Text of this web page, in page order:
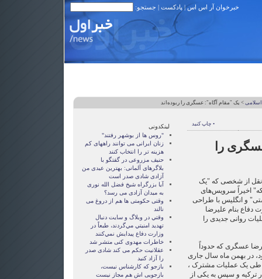
خبرخوان آر اس اس| پادکست | جستجو:
> یک "مقام آگاه": عسگری را ربوده‌اند
• چاپ کنید
را
نقل از شخصی که "یک
که" اخیراً سرویس‌های
و انگلیس با طراحی
دفاع بنام علیرضا
روانی جدیدی را
عسگری که حدوداً
در بهمن ماه سال جاری
طی یک عملیات مشترک ،
ترکیه و سپس به یکی از
لینکدونی
"روس ها از بوشهر رفتند"
زنان ايرانی می توانند راههای کم
هزينه تر را انتخاب کنند
حنیف مزروعی در گفتگو با
بلاگرهای آلمانی: بهترین عیدی من
آزادی شادی صدر است
آيا بزرگراه شيخ فضل الله نوری
به ميدان آزادی می رسد؟
وقتی حکومتی ها هم از دروغ می
نالند
وقتي در وبلاگ و سايت دنبال
تهديد امنيتي مي‌گردند، طبعاً در
وزارت دفاع پيدايش نمي‌كنند
خاطرات مهدوی كنی متشر شد
عقلانيت حکم می کند شادی صدر
را آزاد کنيد
بازجو که کارشناس نیست،
بازجویی اش هم مجاز نیست